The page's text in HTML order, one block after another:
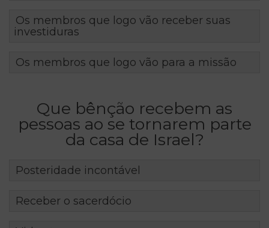
Os membros que logo vão receber suas
investiduras
Os membros que logo vão para a missão
Que bênção recebem as
pessoas ao se tornarem parte
da casa de Israel?
Posteridade incontável
Receber o sacerdócio